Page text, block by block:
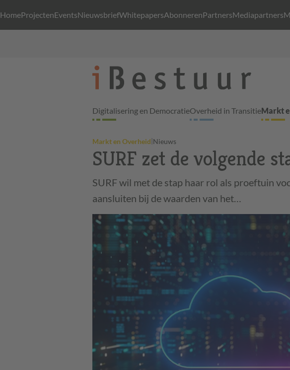
HomeProjectenEventsNieuwsbriefWhitepapersAbonnerenPartnersMediapartners
Digitalisering en DemocratieOverheid in TransitieMarkt
Markt en Overheid|Nieuws
SURF zet de volgende
SURF wil met de stap haar rol als proeftuin
aansluiten bij de waarden van het…